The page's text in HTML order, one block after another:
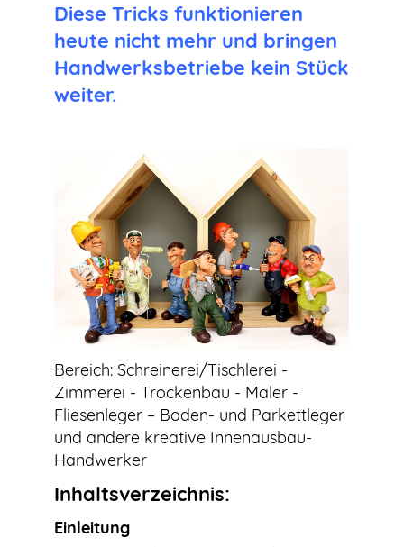
Diese Tricks funktionieren
heute nicht mehr und bringen
Handwerksbetriebe kein Stück
weiter.
Bereich: Schreinerei/Tischlerei -
Zimmerei - Trockenbau - Maler -
Fliesenleger – Boden- und Parkettleger
und andere kreative Innenausbau-
Handwerker
Inhaltsverzeichnis:
Einleitung